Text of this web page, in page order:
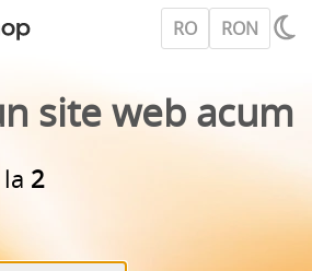
RO RON
site web acum
la 2